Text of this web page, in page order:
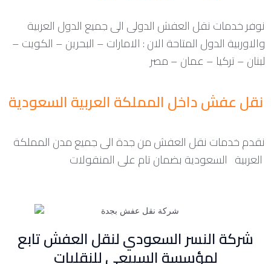
نوفر خدمات نقل العفش الدولى الى جميع الدول العربية
والاوربية الدول المتاحة الان : الامارات – البحرين – الكويت –
لبنان – تركيا – عمان – مصر
نقل عفش داخل المملكة العربية السعودية
نقدم خدمات نقل العفش من جدة الى جميع مدن المملكة
شركة النسر السعودي لنقل العفش تابع
لمؤسسة السبيعي للنقليات